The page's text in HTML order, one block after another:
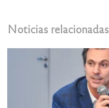
Noticias relacionadas